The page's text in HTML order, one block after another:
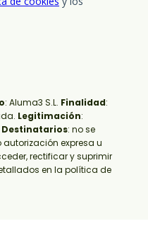
: Aluma3 S.L. Finalidad:
Legitimación:
Destinatarios: no se
expresa u
rectificar y suprimir
en la política de